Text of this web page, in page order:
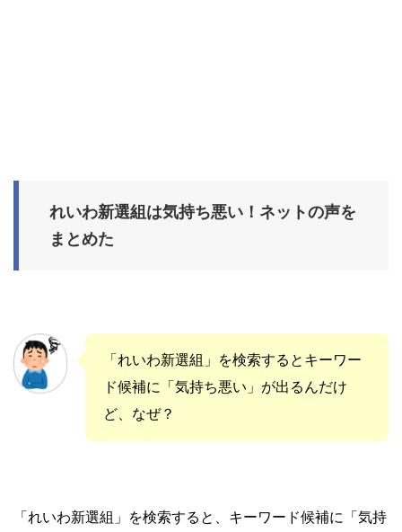
れいわ新選組は気持ち悪い！ネットの声を
まとめた
「れいわ新選組」を検索するとキーワー
ド候補に「気持ち悪い」が出るんだけ
ど、なぜ？
「れいわ新選組」を検索すると、キーワード候補に「気持